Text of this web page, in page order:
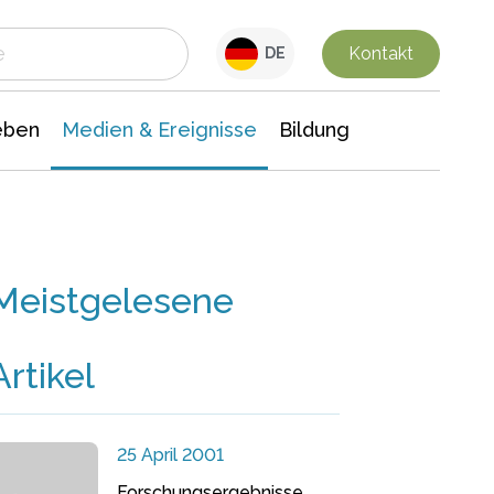
DE Kontakt
Medien & Ereignisse Bildung
25 April 2001